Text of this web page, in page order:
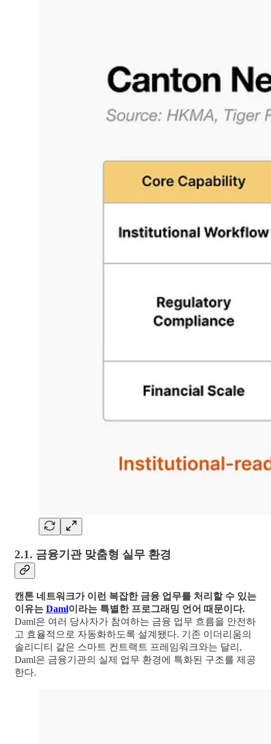
2.1. 금융기관 맞춤형 실무 환경
캔톤 네트워크가 이런 복잡한 금융 업무를 처리할 수 있는
이유는 Daml이라는 특별한 프로그래밍 언어 때문이다.
Daml은 여러 당사자가 참여하는 금융 업무 흐름을 안전하
고 효율적으로 자동화하도록 설계됐다. 기존 이더리움의
솔리디티 같은 스마트 컨트랙트 프레임워크와는 달리,
Daml은 금융기관의 실제 업무 환경에 특화된 구조를 제공
한다.